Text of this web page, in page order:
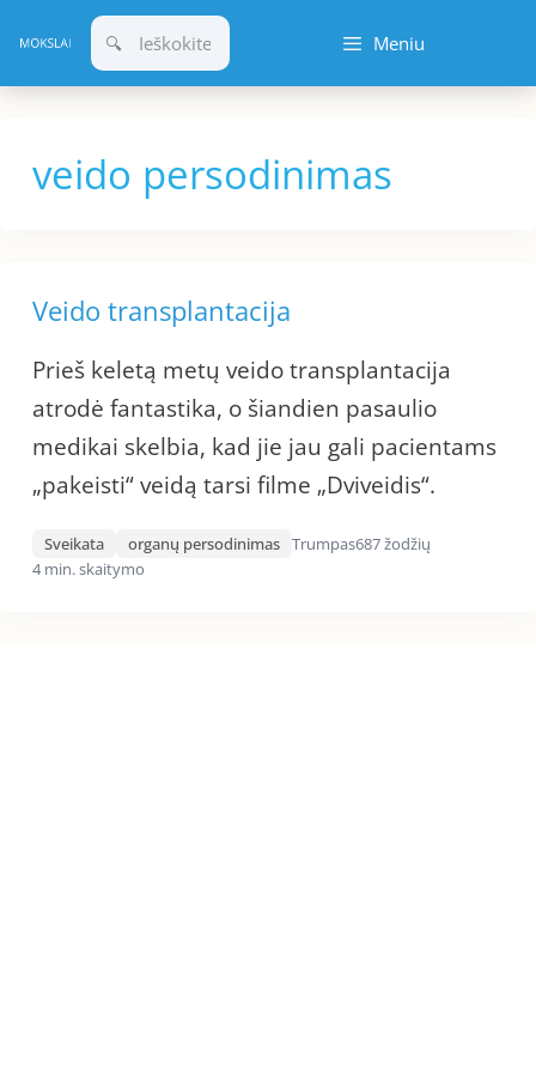
prie
turinio
Meniu
veido persodinimas
Veido transplantacija
Prieš keletą metų veido transplantacija
atrodė fantastika, o šiandien pasaulio
medikai skelbia, kad jie jau gali pacientams
„pakeisti“ veidą tarsi filme „Dviveidis“.
Sveikata organų persodinimas Trumpas687 žodžių
4 min. skaitymo